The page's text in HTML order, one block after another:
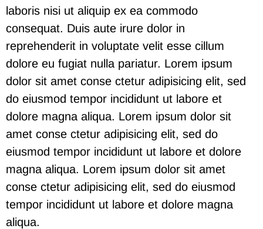
laboris nisi ut aliquip ex ea commodo
consequat. Duis aute irure dolor in
reprehenderit in voluptate velit esse cillum
dolore eu fugiat nulla pariatur. Lorem ipsum
dolor sit amet conse ctetur adipisicing elit, sed
do eiusmod tempor incididunt ut labore et
dolore magna aliqua. Lorem ipsum dolor sit
amet conse ctetur adipisicing elit, sed do
eiusmod tempor incididunt ut labore et dolore
magna aliqua. Lorem ipsum dolor sit amet
conse ctetur adipisicing elit, sed do eiusmod
tempor incididunt ut labore et dolore magna
aliqua.